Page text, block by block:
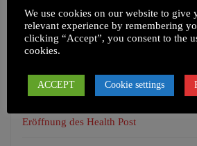
Health Camp in Chepel und
Apfelplantage
Training zur sachgerechten Tierhaltung
Eröffnung des Health Post
We use cookies on our website to give
relevant experience by remembering
clicking “Accept”, you consent to the
cookies.
ACCEPT Cookie settings